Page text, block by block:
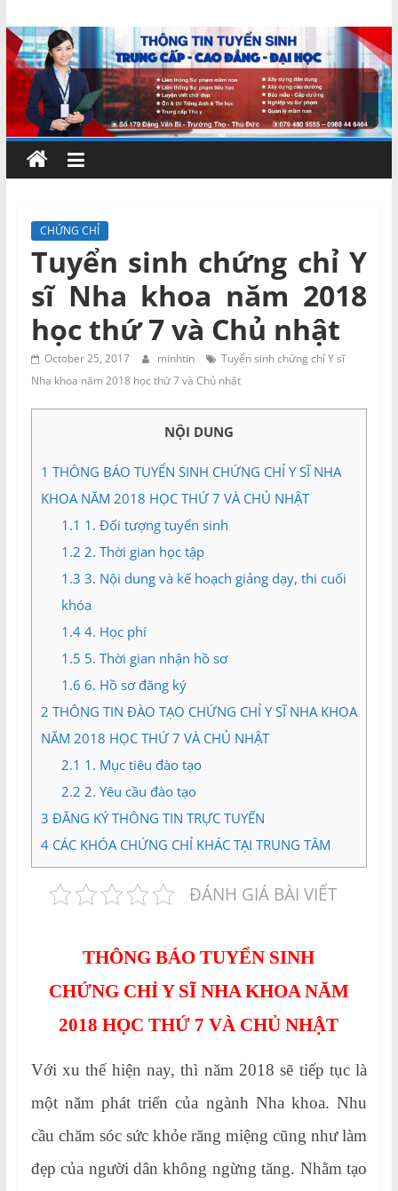
to
content
Chứng
chỉ
ngắn
hạn
–
MIENNAM
Education
Đào
tạo
Miền
CHỨNG CHỈ
Tuyển sinh chứng chỉ Y
sĩ Nha khoa năm 2018
học thứ 7 và Chủ nhật
October 25, 2017 minhtin
Tuyển sinh chứng chỉ Y sĩ
Nha khoa năm 2018 học thứ 7 và Chủ nhật
NỘI DUNG
1 THÔNG BÁO TUYỂN SINH CHỨNG CHỈ Y SĨ NHA
KHOA NĂM 2018 HỌC THỨ 7 VÀ CHỦ NHẬT
1.1 1. Đối tượng tuyển sinh
1.2 2. Thời gian học tập
1.3 3. Nội dung và kế hoạch giảng dạy, thi cuối
khóa
1.44. Học phí
1.5 5. Thời gian nhận hồ sơ
1.6 6. Hồ sơ đăng ký
2 THÔNG TIN ĐÀO TẠO CHỨNG CHỈ Y SĨ NHA KHOA
NĂM 2018 HỌC THỨ 7 VÀ CHỦ NHẬT
2.1 1. Mục tiêu đào tạo
2.2 2. Yêu cầu đào tạo
3 ĐĂNG KÝ THÔNG TIN TRỰC TUYẾN
4CÁC KHÓA CHỨNG CHỈ KHÁC TẠI TRUNG TÂM
ĐÁNH GIÁ BÀI VIẾT
THÔNG BÁO TUYỂN SINH
CHỨNG CHỈ Y SĨ NHA KHOA NĂM
2018 HỌC THỨ 7 VÀ CHỦ NHẬT
Với xu thế hiện nay, thì năm 2018 sẽ tiếp tục là
một năm phát triển của ngành Nha khoa. Nhu
cầu chăm sóc sức khỏe răng miệng cũng như làm
đẹp của người dân không ngừng tăng. Nhằm tạo